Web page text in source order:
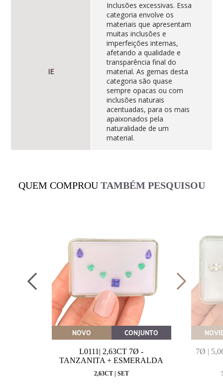
IE
Inclusões excessivas. Essa
categoria envolve os
materiais que apresentam
muitas inclusões e
imperfeições internas,
afetando a qualidade e
transparência final do
material. As gemas desta
categoria são quase
sempre opacas ou com
inclusões naturais
acentuadas, para os mais
apaixonados pela
naturalidade de um
material.
QUEM COMPROU TAMBÉM PESQUISOU
NOVO CONJUNTO
L0111| 2,63CT 7Ø -
TANZANITA + ESMERALDA
2,63CT | SET
7Ø |